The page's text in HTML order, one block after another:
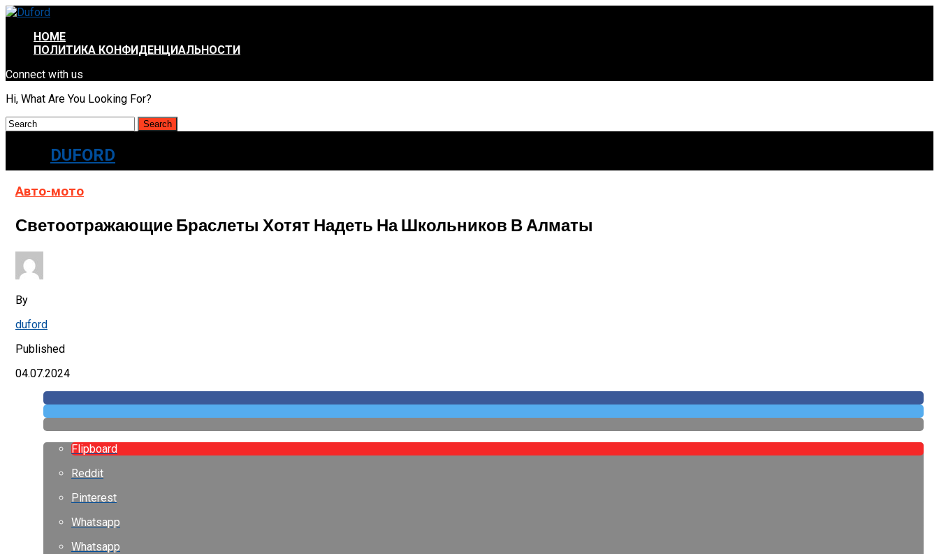
HOME
ПОЛИТИКА КОНФИДЕНЦИАЛЬНОСТИ
Connect with us
Hi, What Are You Looking For?
DUFORD
Авто-мото
Светоотражающие Браслеты Хотят Надеть На Школьников В Алматы
By
duford
Published
04.07.2024
Flipboard
Reddit
Pinterest
Whatsapp
Whatsapp